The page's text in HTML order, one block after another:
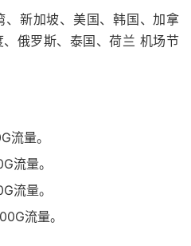
、新加坡、美国、韩国、加拿
俄罗斯、泰国、荷兰 机场节
流量。
流量。
流量。
流量。